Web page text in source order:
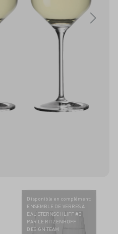
Disponible en complément:
ENSEMBLE DE VERRES À
EAU STERNSCHLIFF #3
PAR LE RITZENHOFF
DESIGN TEAM